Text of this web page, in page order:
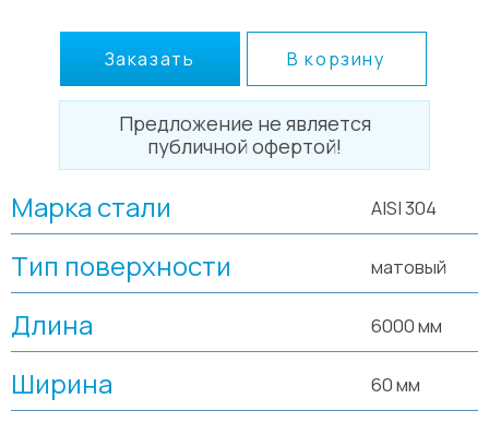
Заказать В корзину
Предложение не является
публичной офертой!
Марка стали AISI 304
Тип поверхности матовый
Длина 6000 мм
Ширина 60 мм